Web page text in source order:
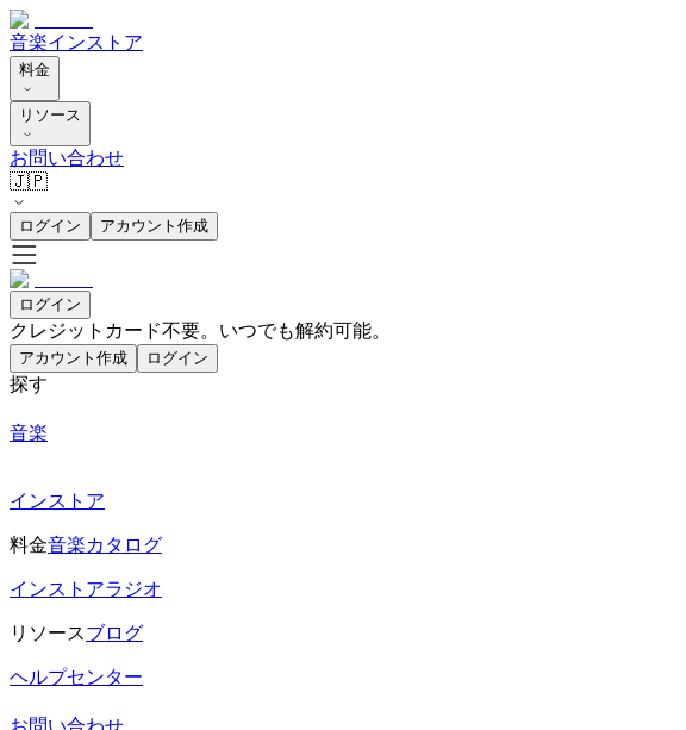
音楽インストア
料金
リソース
お問い合わせ
🇯🇵
ログイン アカウント作成
ログイン
クレジットカード不要。いつでも解約可能。
アカウント作成 ログイン
探す
音楽
インストア
料金音楽カタログ
インストアラジオ
リソースブログ
ヘルプセンター
お問い合わせ